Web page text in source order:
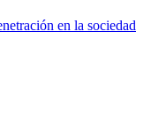
en la sociedad